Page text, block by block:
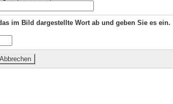
im Bild dargestellte Wort ab und geben Sie es ein.